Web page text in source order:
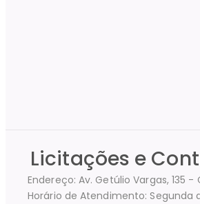
Licitações e
Endereço: Av. Getúlio Vargas, 135
Horário de Atendimento: Segunda